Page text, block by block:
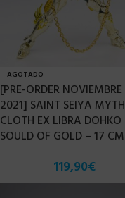
AGOTADO
[PRE-ORDER NOVIEMBRE
2021] SAINT SEIYA MYTH
CLOTH EX LIBRA DOHKO
SOULD OF GOLD – 17 CM
119,90€